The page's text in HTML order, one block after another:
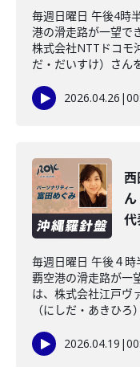
毎週日曜日 午後4時
港の滑走路が一望で
株式会社NTTドコモ
だ・だいすけ）さん
2026.04.26 |
西
代
毎週日曜日 午後４
覇空港の滑走路が一
は、株式会社江戸ヴ
（にしだ・あきひ
2026.04.19 |